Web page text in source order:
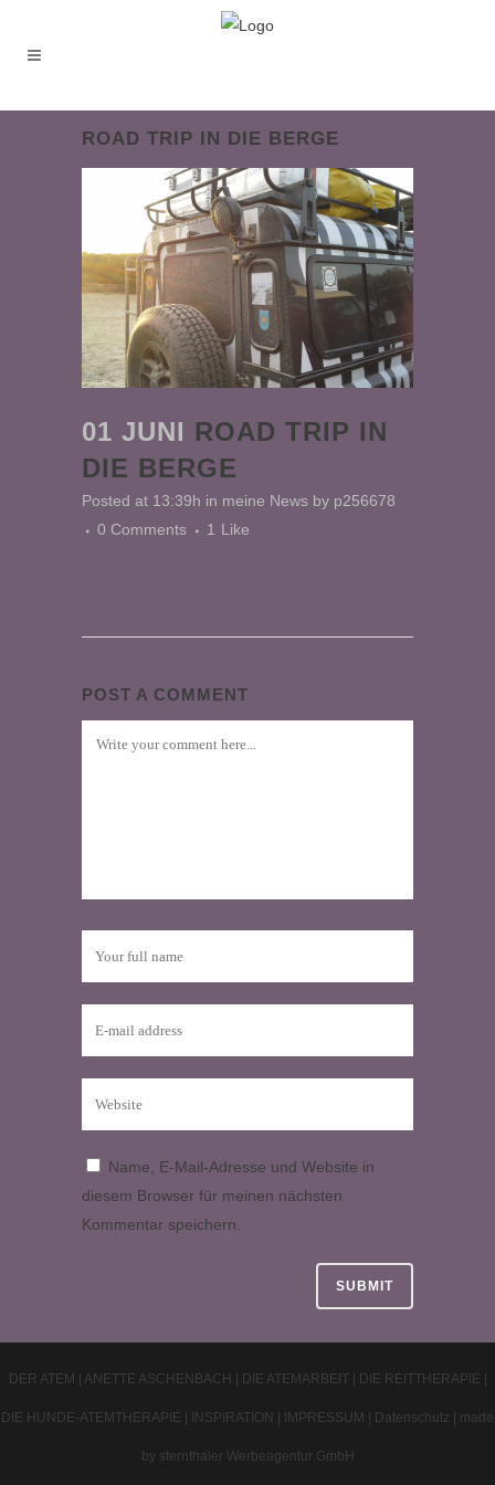
ROAD TRIP IN DIE BERGE
01 JUNI ROAD TRIP IN
DIE BERGE
Posted at 13:39h in meine News by p256678
0 Comments
1 Like
POST A COMMENT
Name, E-Mail-Adresse und Website in
diesem Browser für meinen nächsten
Kommentar speichern.
DER ATEM | ANETTE ASCHENBACH | DIE ATEMARBEIT| DIE REITTHERAPIE |
DIE HUNDE-ATEMTHERAPIE | INSPIRATION | IMPRESSUM | Datenschutz | made
by sternthaler Werbeagentur GmbH